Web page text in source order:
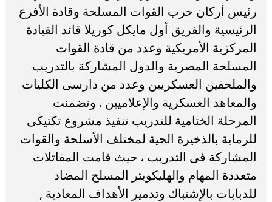
رئيس أركان حرب القوات المسلحة وقادة الأفرع
الرئيسية والفريق أول مايكل كوريلا قائد القيادة
المركزية الأمريكية وعدد من قادة القوات
المسلحة المصرية والدول المشاركة بالتدريب
والملحقين العسكريين وعدد من دارسى الكليات
والمعاهد العسكرية والإعلاميين . وتضمنت
المرحلة الختامية للتدريب تنفيذ مشروع تكتيكى
للرماية بالذخيرة الحية لمختلف الأسلحة والقوات
المشاركة فى التدريب ، حيث قامت المقاتلات
متعددة المهام والهليكوبتر المسلح المضاد
للدبابات بالإشتباك وتدمير الأهداف المعادية ,